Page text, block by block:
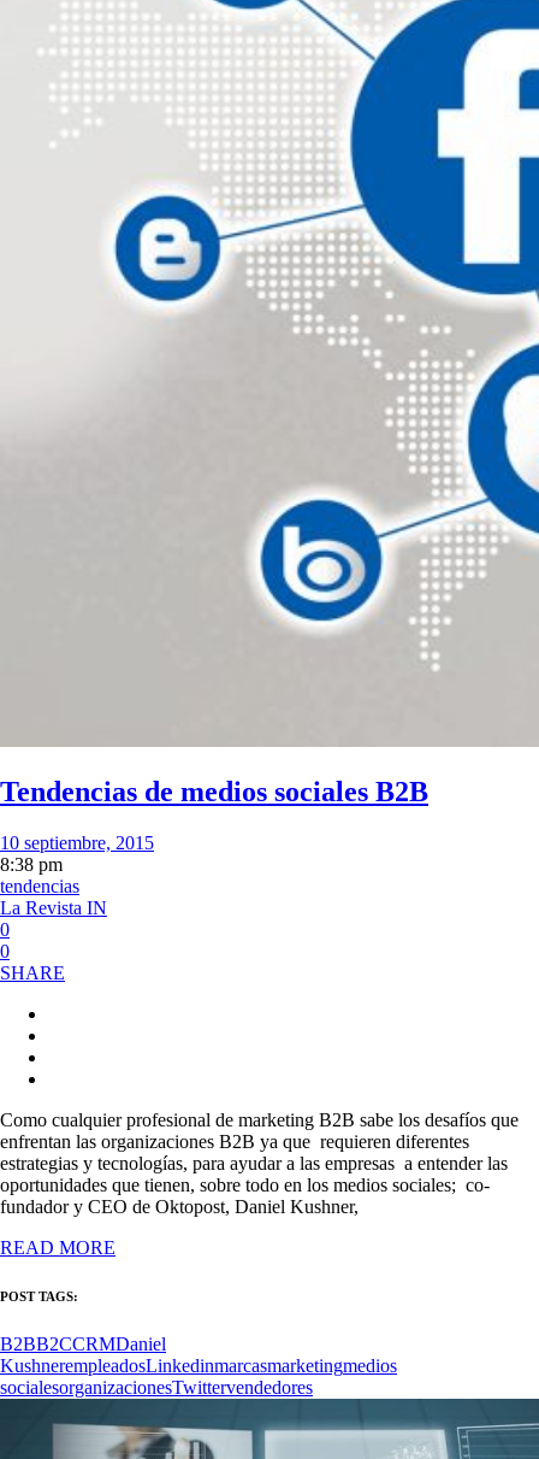
Tendencias de medios sociales B2B
10 septiembre, 2015
8:38 pm
tendencias
La Revista IN
0
0
SHARE
Como cualquier profesional de marketing B2B sabe los desafíos que
enfrentan las organizaciones B2B ya que requieren diferentes
estrategias y tecnologías, para ayudar a las empresas a entender las
oportunidades que tienen, sobre todo en los medios sociales; co-
fundador y CEO de Oktopost, Daniel Kushner,
READ MORE
POST TAGS:
B2BB2CCRMDaniel
KushnerempleadosLinkedinmarcasmarketingmedios
socialesorganizacionesTwittervendedores